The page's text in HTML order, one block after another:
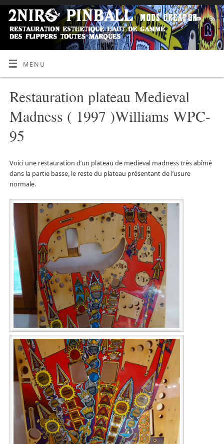
MENU
Restauration plateau Medieval
Madness ( 1997 )Williams WPC-
95
Voici une restauration d’un plateau de medieval madness très abîmé
dans la partie basse, le reste du plateau présentant de l’usure
normale.